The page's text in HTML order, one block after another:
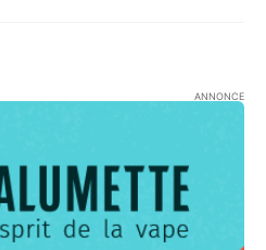
ANNONCE